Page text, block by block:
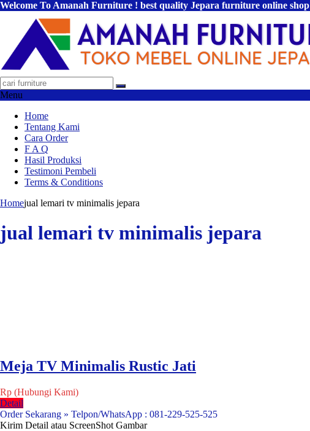
Welcome To Amanah Furniture ! best quality Jepara furniture online shop
Menu
Home
Tentang Kami
Cara Order
F A Q
Hasil Produksi
Testimoni Pembeli
Terms & Conditions
Homejual lemari tv minimalis jepara
jual lemari tv minimalis jepara
Meja TV Minimalis Rustic Jati
Rp (Hubungi Kami)
Detail
Order Sekarang » Telpon/WhatsApp : 081-229-525-525
Kirim Detail atau ScreenShot Gambar